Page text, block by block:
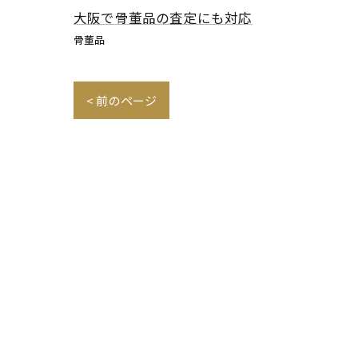
大阪で骨董品の査定にも対応
骨董品
< 前のページ